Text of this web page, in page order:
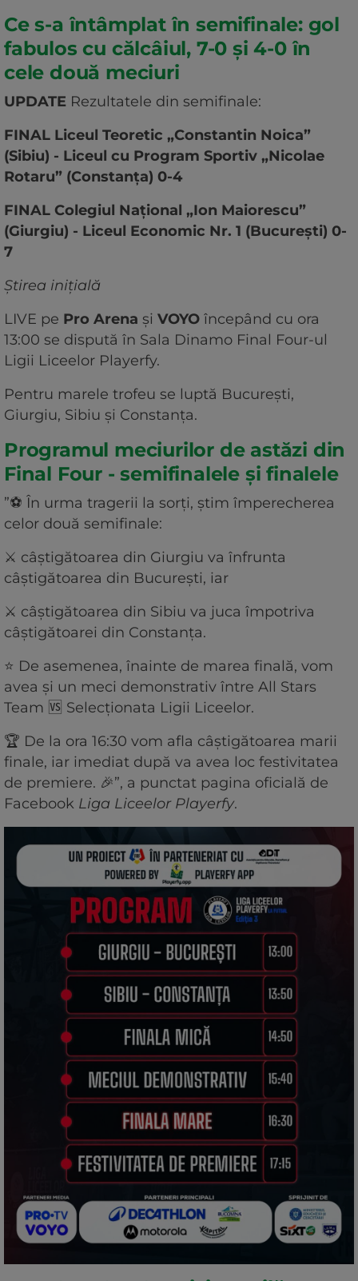
Ce s-a întâmplat în semifinale: gol
fabulos cu călcâiul, 7-0 și 4-0 în
cele două meciuri
UPDATE Rezultatele din semifinale:
FINAL Liceul Teoretic „Constantin Noica”
(Sibiu) - Liceul cu Program Sportiv „Nicolae
Rotaru” (Constanța) 0-4
FINAL Colegiul Național „Ion Maiorescu”
(Giurgiu) - Liceul Economic Nr. 1 (București) 0-
7
Știrea inițială
LIVE pe Pro Arena și VOYO începând cu ora
13:00 se dispută în Sala Dinamo Final Four-ul
Ligii Liceelor Playerfy.
Pentru marele trofeu se luptă București,
Giurgiu, Sibiu și Constanța.
Programul meciurilor de astăzi din
Final Four - semifinalele și finalele
”⚽️ În urma tragerii la sorți, știm împerecherea
celor două semifinale:
⚔️ câștigătoarea din Giurgiu va înfrunta
câștigătoarea din București, iar
⚔️ câștigătoarea din Sibiu va juca împotriva
câștigătoarei din Constanța.
⭐ De asemenea, înainte de marea finală, vom
avea și un meci demonstrativ între All Stars
Team 🆚 Selecționata Ligii Liceelor.
🏆 De la ora 16:30 vom afla câștigătoarea marii
finale, iar imediat după va avea loc festivitatea
de premiere. 🎉”, a punctat pagina oficială de
Facebook Liga Liceelor Playerfy.